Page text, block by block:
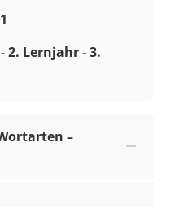
-2. Lernjahr-3.
–